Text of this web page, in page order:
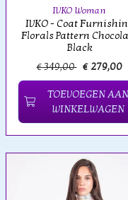
IVKO Woman
IVKO - Coat
Florals Pattern
Black
€ 349,00 € 279,00
TOEVOEGEN AAN
WINKELWAGEN